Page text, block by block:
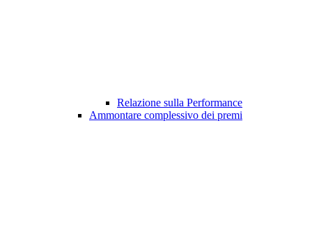
Relazione sulla Performance
Ammontare complessivo dei premi